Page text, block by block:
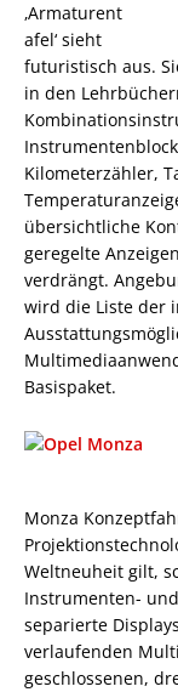
‚Armaturent
afel‘ sieht
futuristisch aus.
in den
Kilometerzähler,
übersichtliche
geregelte
verdrängt.
wird die Liste der
Basispaket.
Monza
Weltneuheit gilt,
Instrumenten-
separierte
verlaufenden
geschlossenen,